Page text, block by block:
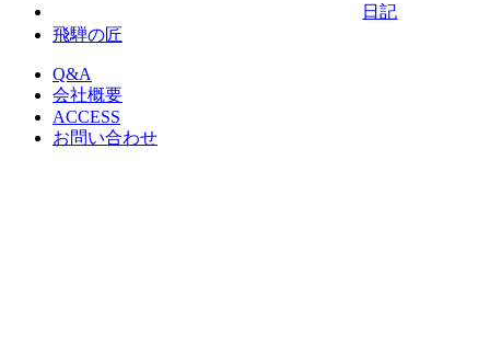
日記
飛騨の匠
Q&A
会社概要
ACCESS
お問い合わせ